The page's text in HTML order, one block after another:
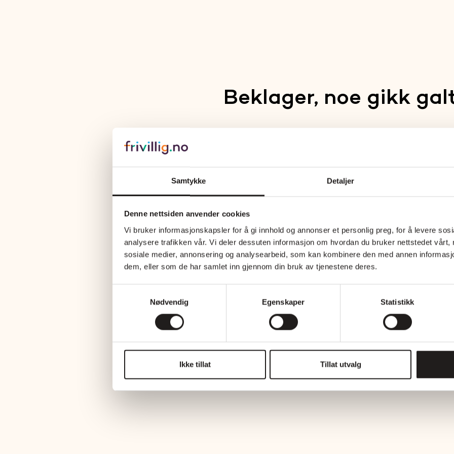
Samtykke Detaljer
Denne nettsiden anvender cookies
Vi bruker informasjonskapsler for å gi innhold og annonser et personlig preg, for å levere
analysere trafikken vår. Vi deler dessuten informasjon om hvordan du bruker nettstedet vårt,
sosiale medier, annonsering og analysearbeid, som kan kombinere den med annen
dem, eller som de har samlet inn gjennom din bruk av tjenestene deres.
Nødvendig
Egenskaper Statistikk
Ikke tillat Tillat utvalg
Beklager, noe gikk